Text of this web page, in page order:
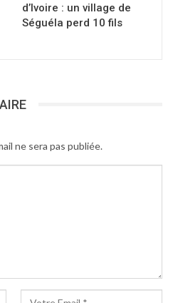
d’Ivoire : un village de
Séguéla perd 10 fils
ne sera pas publiée.